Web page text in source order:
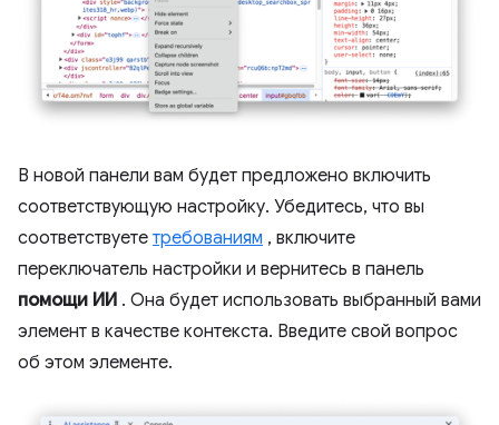
В новой панели вам будет предложено включить
соответствующую настройку. Убедитесь, что вы
соответствуете требованиям , включите
переключатель настройки и вернитесь в панель
помощи ИИ . Она будет использовать выбранный вами
элемент в качестве контекста. Введите свой вопрос
об этом элементе.